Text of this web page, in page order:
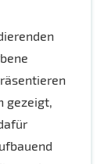
gezeigt,